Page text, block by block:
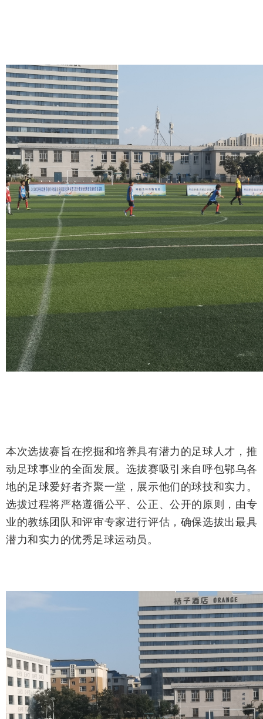
本次选拔赛旨在挖掘和培养具有潜力的足球人才，推
动足球事业的全面发展。选拔赛吸引来自呼包鄂乌各
地的足球爱好者齐聚一堂，展示他们的球技和实力。
选拔过程将严格遵循公平、公正、公开的原则，由专
业的教练团队和评审专家进行评估，确保选拔出最具
潜力和实力的优秀足球运动员。